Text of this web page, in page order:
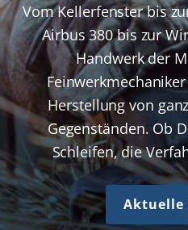
Vom Kellerfenster bis
Airbus 380 bis zur
Handwerk der
Herstellung von
Gegenständen. Ob
Schleifen, die
Aktuelle